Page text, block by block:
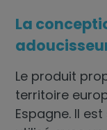
La
Le produit
territoire
Espagne. Il